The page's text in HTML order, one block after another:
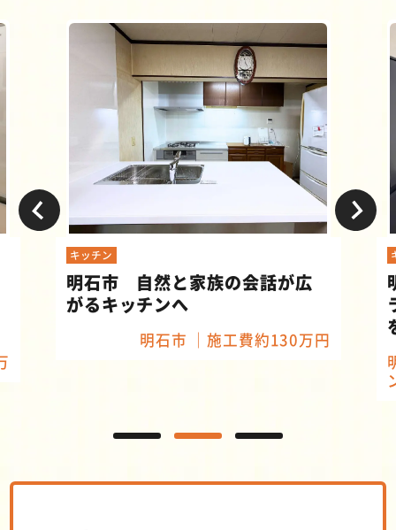
キッチン
明石市 自然と家族の会話が広
がるキッチンへ
明石市 施工費約130万円